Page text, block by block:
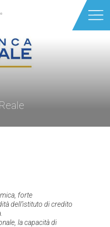
Ascensori
Ascensori
forte
dell’istituto di credito
la capacità di